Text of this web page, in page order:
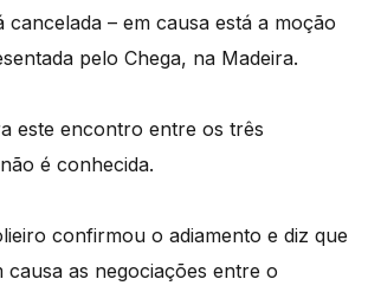
cancelada – em causa está a moção
pelo Chega, na Madeira.
este encontro entre os três
é conhecida.
confirmou o adiamento e diz que
causa as negociações entre o